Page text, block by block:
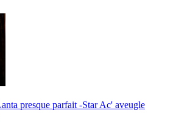
presque parfait -Star Ac' aveugle